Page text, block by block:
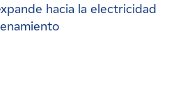
hacia la electricidad